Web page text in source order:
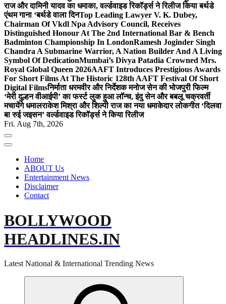
राज और दामिनी यादव का धमाका, वर्ल्डवाइड रिकॉर्ड्स ने रिलीज किया बर्थडे
एंथम गाना ‘बर्थडे वाला दिनTop Leading Lawyer V. K. Dubey,
Chairman Of Vkdl Npa Advisory Council, Receives
Distinguished Honour At The 2nd International Bar & Bench
Badminton Championship In LondonRamesh Joginder Singh
Chandra A Submarine Warrior, A Nation Builder And A Living
Symbol Of DedicationMumbai’s Divya Patadia Crowned Mrs.
Royal Global Queen 2026AAFT Introduces Prestigious Awards
For Short Films At The Historic 128th AAFT Festival Of Short
Digital Filmsनिर्माता धरमवीर और निर्देशक मनोज सेन की भोजपुरी फिल्म
‘मेरी दुल्हन वीआईपी’ का फर्स्ट लुक हुआ लॉन्च, इंदु सेन और बबलू चक्रवर्ती
मचायेंगे धमालराकेश मिश्रा और शिल्पी राज का नया धमाकेदार लोकगीत ‘दिलवा
बा रुई जइसन’ वर्ल्डवाइड रिकॉर्ड्स ने किया रिलीज
Fri. Aug 7th, 2026
Home
ABOUT Us
Entertainment News
Disclaimer
Contact
BOLLYWOOD
HEADLINES.IN
Latest National & International Trending News